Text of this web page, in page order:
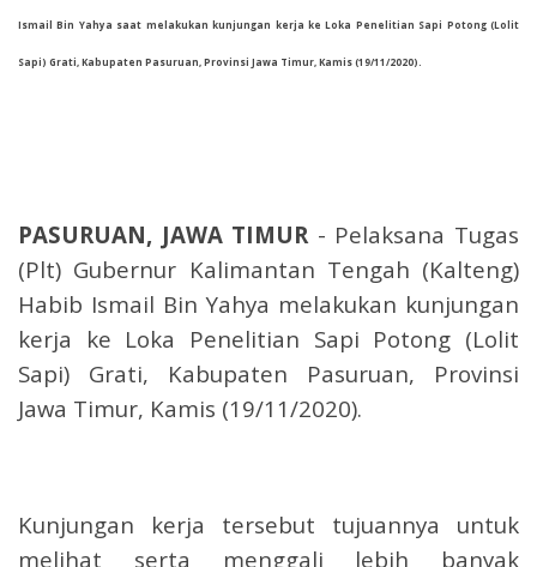
Ismail Bin Yahya saat melakukan kunjungan kerja ke Loka Penelitian Sapi Potong (Lolit
Sapi) Grati, Kabupaten Pasuruan, Provinsi Jawa Timur, Kamis (19/11/2020).
PASURUAN, JAWA TIMUR- Pelaksana Tugas
(Plt) Gubernur Kalimantan Tengah (Kalteng)
Habib Ismail Bin Yahya melakukan kunjungan
kerja ke Loka Penelitian Sapi Potong (Lolit
Sapi) Grati, Kabupaten Pasuruan, Provinsi
Jawa Timur, Kamis (19/11/2020).
Kunjungan kerja tersebut tujuannya untuk
melihat serta menggali lebih banyak